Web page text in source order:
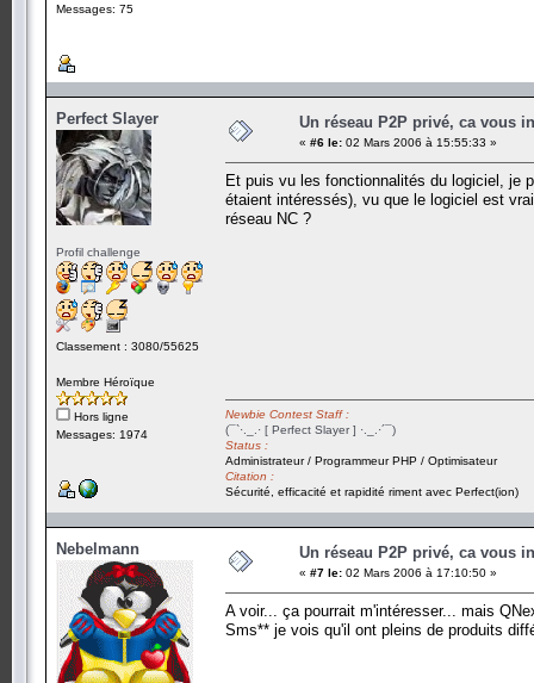
Messages: 75
Perfect Slayer
Profil challenge
Classement : 3080/55625
Membre Héroïque
Hors ligne
Messages: 1974
Un réseau P2P privé, ca vous
« #6 le: 02 Mars 2006 à 15:55:33 »
Et puis vu les fonctionnalités du logiciel, je
étaient intéressés), vu que le logiciel est
réseau NC ?
Newbie Contest Staff :
(¯`·._.· [ Perfect Slayer ] ·._.·´¯)
Status :
Administrateur / Programmeur PHP / Optimisateur
Citation :
Sécurité, efficacité et rapidité riment avec Perfect(ion)
Nebelmann Un réseau P2P privé, ca vous
« #7 le: 02 Mars 2006 à 17:10:50 »
A voir... ça pourrait m'intéresser... mais
Sms** je vois qu'il ont pleins de produits